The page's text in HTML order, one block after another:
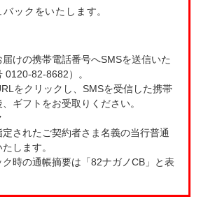
ックをいたします。
けの携帯電話番号へSMSを送信いた
0120-82-8682）。
をクリックし、SMSを受信した携帯
ギフトをお受取りください。
されたご契約者さま名義の当行普通
します。
ク時の通帳摘要は「82ナガノCB」と表